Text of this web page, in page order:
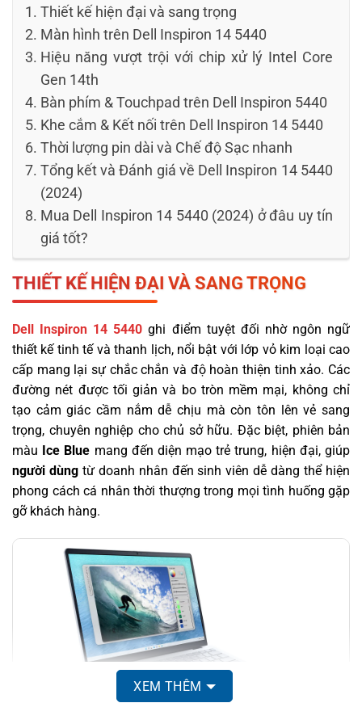
Thiết kế hiện đại và sang trọng
Màn hình trên Dell Inspiron 14 5440
Hiệu năng vượt trội với chip xử lý Intel Core
Gen 14th
Bàn phím & Touchpad trên Dell Inspiron 5440
Khe cắm & Kết nối trên Dell Inspiron 14 5440
Thời lượng pin dài và Chế độ Sạc nhanh
Tổng kết và Đánh giá về Dell Inspiron 14 5440
(2024)
Mua Dell Inspiron 14 5440 (2024) ở đâu uy tín
giá tốt?
THIẾT KẾ HIỆN ĐẠI VÀ SANG TRỌNG
Dell Inspiron 14 5440 ghi điểm tuyệt đối nhờ ngôn ngữ
thiết kế tinh tế và thanh lịch, nổi bật với lớp vỏ kim loại cao
cấp mang lại sự chắc chắn và độ hoàn thiện tinh xảo. Các
đường nét được tối giản và bo tròn mềm mại, không chỉ
tạo cảm giác cầm nắm dễ chịu mà còn tôn lên vẻ sang
trọng, chuyên nghiệp cho chủ sở hữu. Đặc biệt, phiên bản
màu Ice Blue mang đến diện mạo trẻ trung, hiện đại, giúp
người dùngtừ doanh nhân đến sinh viên dễ dàng thể hiện
phong cách cá nhân thời thượng trong mọi tình huống gặp
gỡ khách hàng.
XEM THÊM